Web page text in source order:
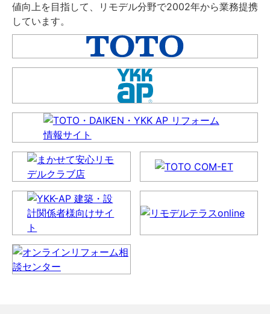
値向上を目指して、リモデル分野で2002年から業務提携
しています。